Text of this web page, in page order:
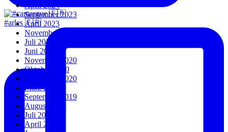
#arles 🇫🇷
April 2024
September 2023
April 2023
November 2022
Juli 2022
Juni 2022
November 2020
Oktober 2020
September 2020
März 2020
September 2019
August 2019
Juli 2019
April 2019